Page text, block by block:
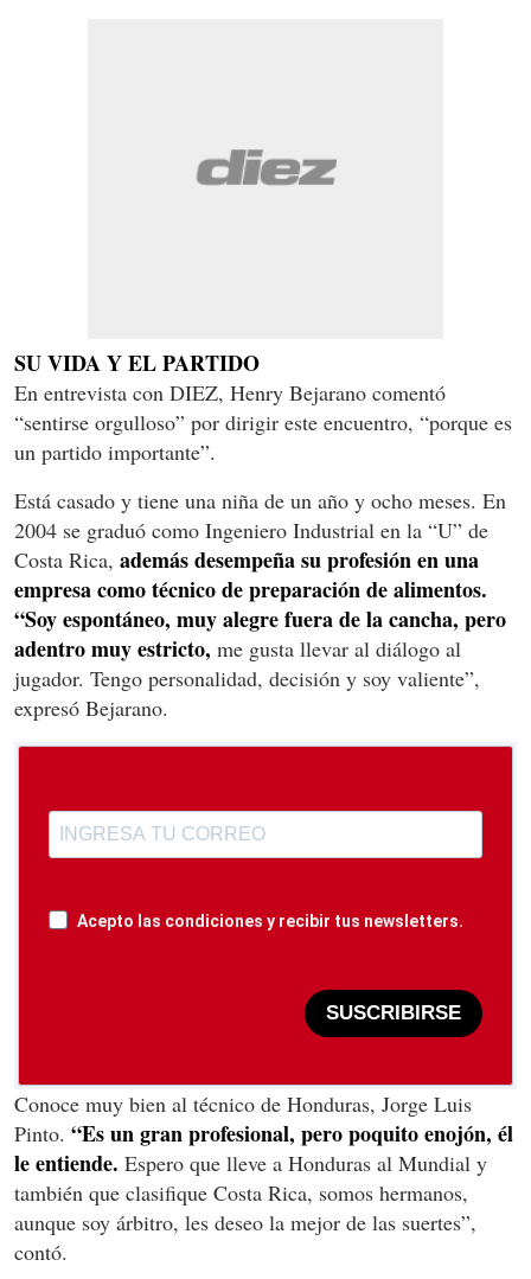
SU VIDA Y EL PARTIDO
En entrevista con DIEZ, Henry Bejarano comentó
“sentirse orgulloso” por dirigir este encuentro, “porque es
un partido importante”.
Está casado y tiene una niña de un año y ocho meses. En
2004 se graduó como Ingeniero Industrial en la “U” de
Costa Rica, además desempeña su profesión en una
empresa como técnico de preparación de alimentos.
“Soy espontáneo, muy alegre fuera de la cancha, pero
adentro muy estricto, me gusta llevar al diálogo al
jugador. Tengo personalidad, decisión y soy valiente”,
expresó Bejarano.
Acepto las condiciones y recibir tus newsletters.
SUSCRIBIRSE
Conoce muy bien al técnico de Honduras, Jorge Luis
Pinto. “Es un gran profesional, pero poquito enojón, él
le entiende. Espero que lleve a Honduras al Mundial y
también que clasifique Costa Rica, somos hermanos,
aunque soy árbitro, les deseo la mejor de las suertes”,
contó.